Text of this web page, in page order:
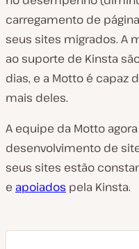
carregamento de
seus sites migrados. A
ao suporte de Kinsta
dias, e a Motto é capaz
mais deles.
A equipe da Motto
desenvolvimento de
seus sites estão
e apoiados pela Kinsta.